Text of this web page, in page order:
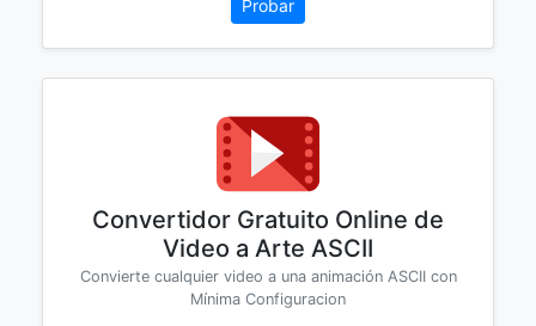
Probar
Convertidor Gratuito Online de
Video a Arte ASCII
Convierte cualquier video a una animación ASCII con
Mínima Configuracion